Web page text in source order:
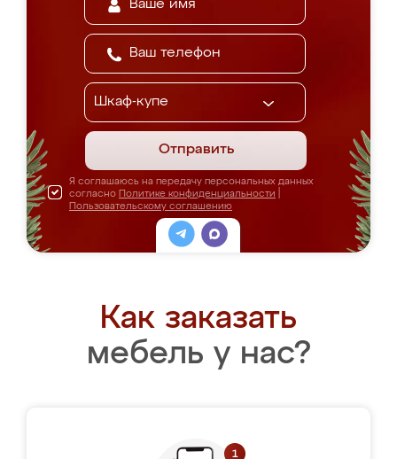
Отправить
Я соглашаюсь на передачу персональных данных
согласно Политике конфиденциальности
Пользовательскому соглашению
Как заказать
мебель у нас?